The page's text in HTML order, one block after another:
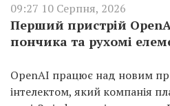
09:27 10 Серпня, 2026
Перший пристрій
пончика та рухомі
OpenAI працює над новим
інтелектом, який компанія